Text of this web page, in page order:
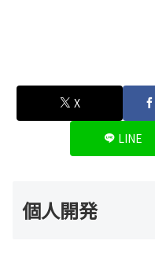
X
LINE
個人開発